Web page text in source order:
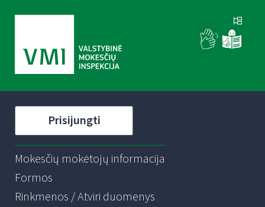
Prisijungti
Mokesčių mokėtojų informacija
Formos
Rinkmenos / Atviri duomenys